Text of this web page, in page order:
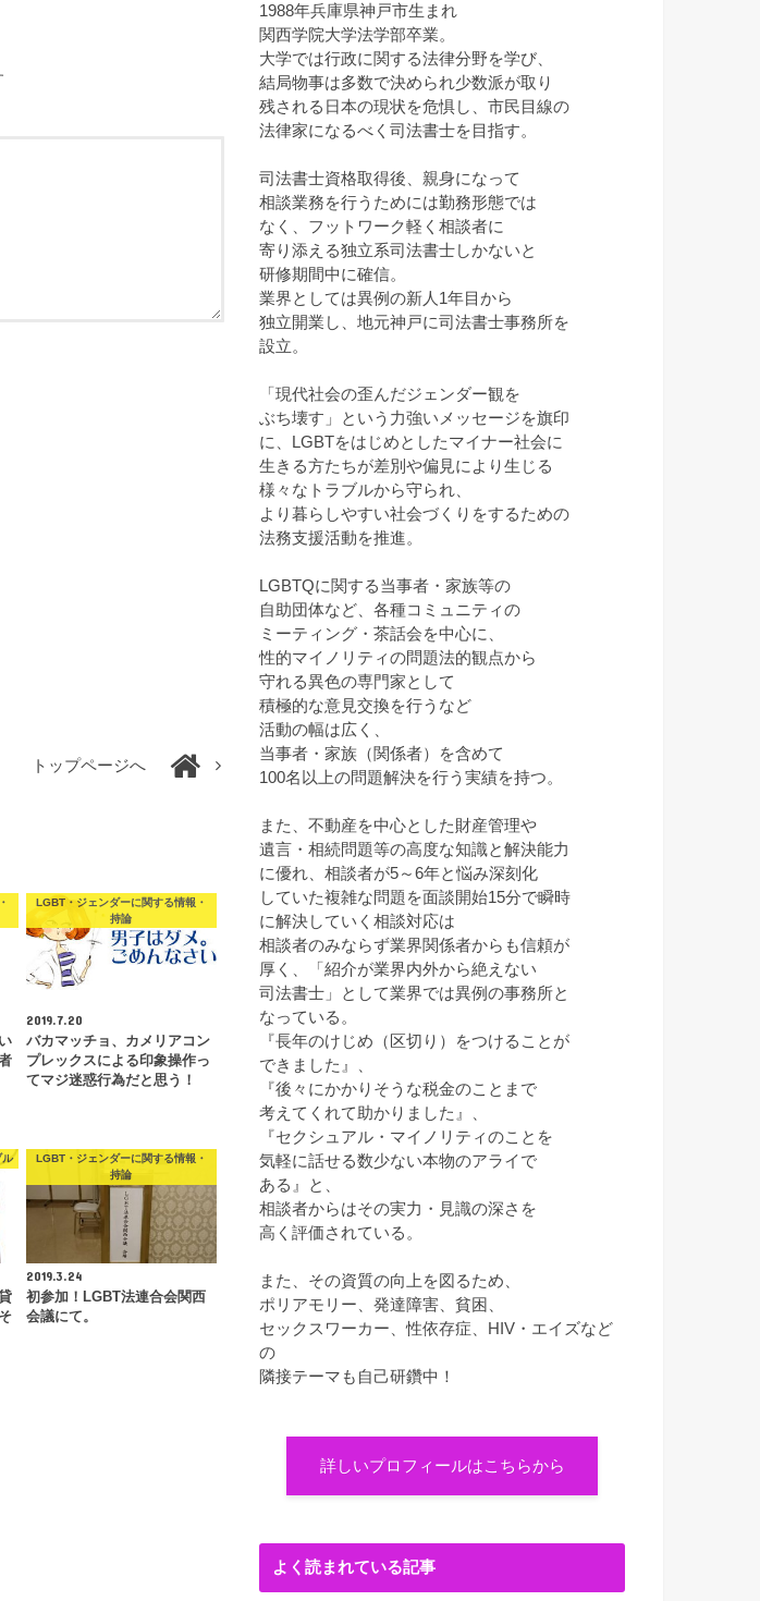
トップページへ
LGBT・ジェンダーに関する情報・
持論
2019.7.20
バカマッチョ、カメリアコン
プレックスによる印象操作っ
てマジ迷惑行為だと思う！
ル
LGBT・ジェンダーに関する情報・
持論
2019.3.24
初参加！LGBT法連合会関西
会議にて。
1988年兵庫県神戸市生まれ
関西学院大学法学部卒業。
大学では行政に関する法律分野を学び、
結局物事は多数で決められ少数派が取り
残される日本の現状を危惧し、市民目線の
法律家になるべく司法書士を目指す。
司法書士資格取得後、親身になって
相談業務を行うためには勤務形態では
なく、フットワーク軽く相談者に
寄り添える独立系司法書士しかないと
研修期間中に確信。
業界としては異例の新人1年目から
独立開業し、地元神戸に司法書士事務所を
設立。
「現代社会の歪んだジェンダー観を
ぶち壊す」という力強いメッセージを旗印
に、LGBTをはじめとしたマイナー社会に
生きる方たちが差別や偏見により生じる
様々なトラブルから守られ、
より暮らしやすい社会づくりをするための
法務支援活動を推進。
LGBTQに関する当事者・家族等の
自助団体など、各種コミュニティの
ミーティング・茶話会を中心に、
性的マイノリティの問題法的観点から
守れる異色の専門家として
積極的な意見交換を行うなど
活動の幅は広く、
当事者・家族（関係者）を含めて
100名以上の問題解決を行う実績を持つ。
また、不動産を中心とした財産管理や
遺言・相続問題等の高度な知識と解決能力
に優れ、相談者が5～6年と悩み深刻化
していた複雑な問題を面談開始15分で瞬時
に解決していく相談対応は
相談者のみならず業界関係者からも信頼が
厚く、「紹介が業界内外から絶えない
司法書士」として業界では異例の事務所と
なっている。
『長年のけじめ（区切り）をつけることが
できました』、
『後々にかかりそうな税金のことまで
考えてくれて助かりました』、
『セクシュアル・マイノリティのことを
気軽に話せる数少ない本物のアライで
ある』と、
相談者からはその実力・見識の深さを
高く評価されている。
また、その資質の向上を図るため、
ポリアモリー、発達障害、貧困、
セックスワーカー、性依存症、HIV・エイズなど
の
隣接テーマも自己研鑽中！
詳しいプロフィールはこちらから
よく読まれている記事